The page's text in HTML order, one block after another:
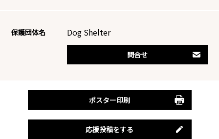
保護団体名 Dog Shelter
問合せ
ポスター印刷
応援投稿をする